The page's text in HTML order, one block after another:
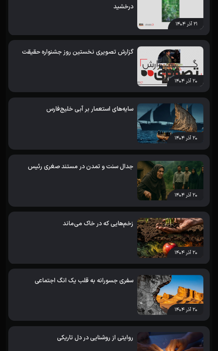
۲۱ آذر ۱۴۰۴
درخشید
۲۰ آذر ۱۴۰۴
گزارش تصویری نخستین روز جشنواره حقیقت
۲۰ آذر ۱۴۰۴
سایه‌های استعمار بر آبی خلیج‌فارس
۲۰ آذر ۱۴۰۴
جدال سنت و تمدن در مستند صغری رئیس
۲۰ آذر ۱۴۰۴
زخم‌هایی که در خاک می‌ماند
۲۰ آذر ۱۴۰۴
سفری جسورانه به قلب یک انگ اجتماعی
روایتی از روشنایی در دل تاریکی